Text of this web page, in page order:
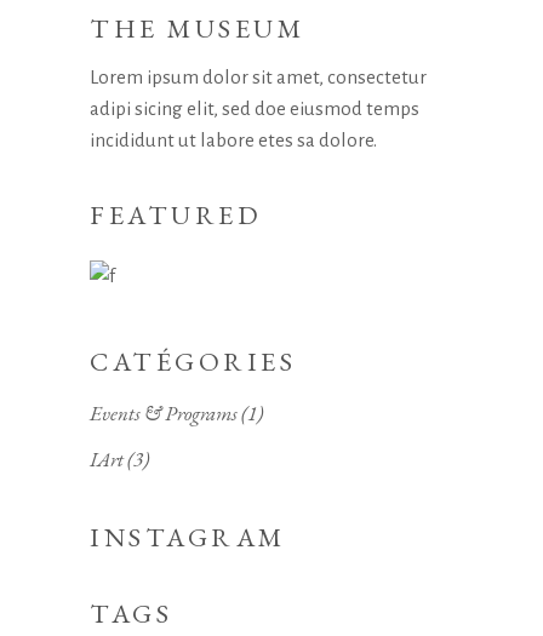
THE MUSEUM
Lorem ipsum dolor sit amet, consectetur
adipi sicing elit, sed doe eiusmod temps
incididunt ut labore etes sa dolore.
FEATURED
CATÉGORIES
Events & Programs(1)
IArt(3)
INSTAGRAM
TAGS